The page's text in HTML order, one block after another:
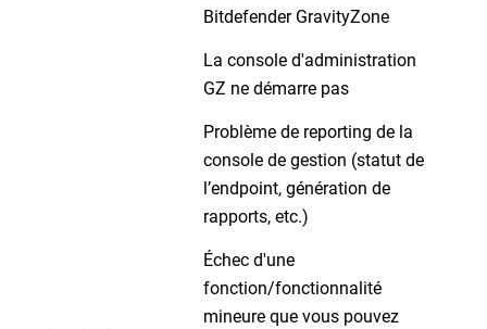
Bitdefender GravityZone
La console d'administration
GZ ne démarre pas
Problème de reporting de la
console de gestion (statut de
l’endpoint, génération de
rapports, etc.)
Échec d'une
fonction/fonctionnalité
mineure que vous pouvez